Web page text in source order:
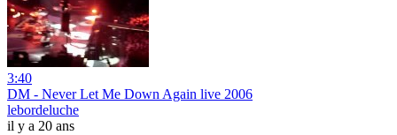
3:40
DM - Never Let Me Down Again live 2006
lebordeluche
il y a 20 ans